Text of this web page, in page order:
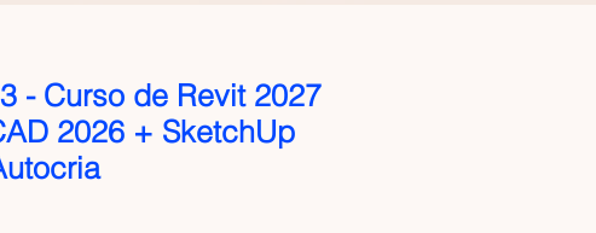
- Curso de Revit 2027
2026 + SketchUp